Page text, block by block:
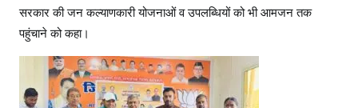
सरकार की जन कल्याणकारी योजनाओं व उपलब्धियों को भी आमजन तक
पहुंचाने को कहा।